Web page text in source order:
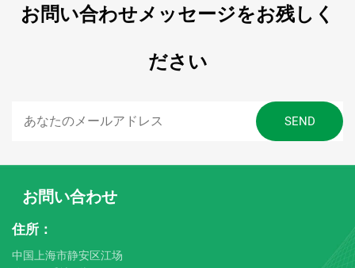
お問い合わせメッセージをお残しく
ださい
お問い合わせ
住所：
中国上海市静安区江场